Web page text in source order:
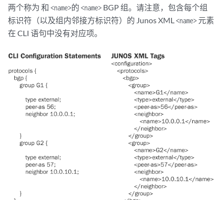
两个称为 和 <name>的 <name> BGP 组。请注意，包含每个组
标识符（以及组内邻接方标识符）的 Junos XML <name> 元素
在 CLI 语句中没有对应项。